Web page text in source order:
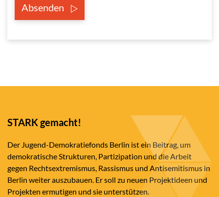
Absenden
STARK gemacht!
Der Jugend-Demokratiefonds Berlin ist ein Beitrag, um
demokratische Strukturen, Partizipation und die Arbeit
gegen Rechtsextremismus, Rassismus und Antisemitismus in
Berlin weiter auszubauen. Er soll zu neuen Projektideen und
Projekten ermutigen und sie unterstützen.